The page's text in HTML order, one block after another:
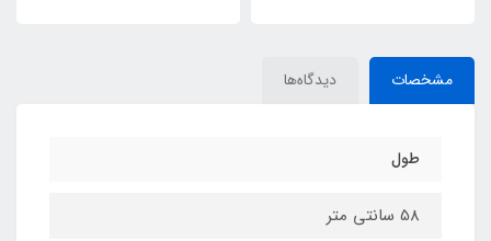
مشخصات دیدگاه‌ها
طول
58 سانتی متر